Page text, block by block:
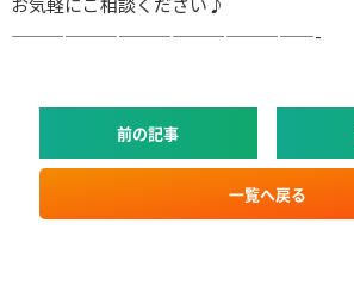
—————————————————-
前の記事
一覧へ戻る